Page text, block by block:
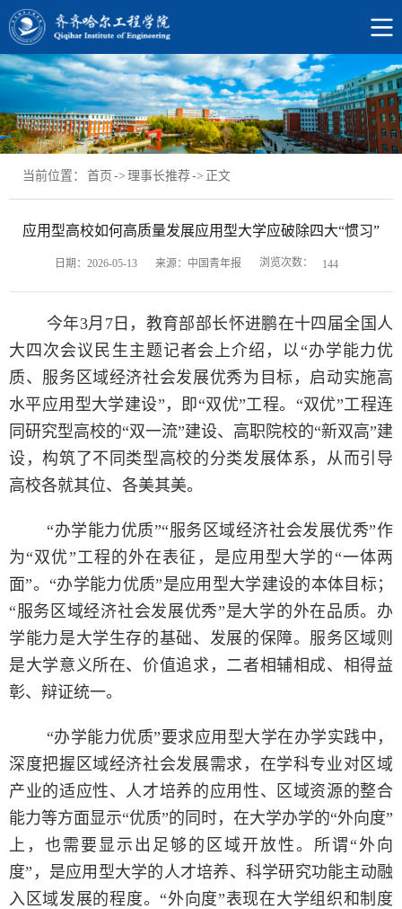
当前位置： 首页 -> 理事长推荐-> 正文
应用型高校如何高质量发展应用型大学应破除四大“惯习”
日期：2026-05-13 来源：中国青年报 浏览次数： 144
今年3月7日，教育部部长怀进鹏在十四届全国人
大四次会议民生主题记者会上介绍，以“办学能力优
质、服务区域经济社会发展优秀为目标，启动实施高
水平应用型大学建设”，即“双优”工程。“双优”工程连
同研究型高校的“双一流”建设、高职院校的“新双高”建
设，构筑了不同类型高校的分类发展体系，从而引导
高校各就其位、各美其美。
“办学能力优质”“服务区域经济社会发展优秀”作
为“双优”工程的外在表征，是应用型大学的“一体两
面”。“办学能力优质”是应用型大学建设的本体目标；
“服务区域经济社会发展优秀”是大学的外在品质。办
学能力是大学生存的基础、发展的保障。服务区域则
是大学意义所在、价值追求，二者相辅相成、相得益
彰、辩证统一。
“办学能力优质”要求应用型大学在办学实践中，
深度把握区域经济社会发展需求，在学科专业对区域
产业的适应性、人才培养的应用性、区域资源的整合
能力等方面显示“优质”的同时，在大学办学的“外向度”
上，也需要显示出足够的区域开放性。所谓“外向
度”，是应用型大学的人才培养、科学研究功能主动融
入区域发展的程度。“外向度”表现在大学组织和制度